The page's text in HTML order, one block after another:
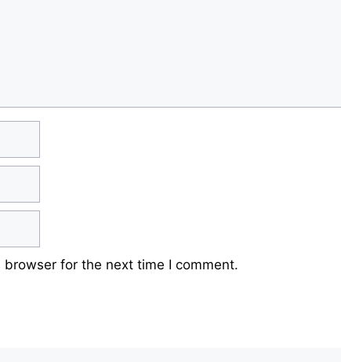
for the next time I comment.